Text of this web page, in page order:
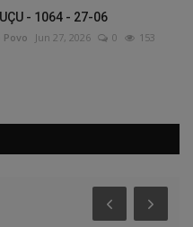
- 1064 - 27-06
Povo Jun 27, 2026 0 153